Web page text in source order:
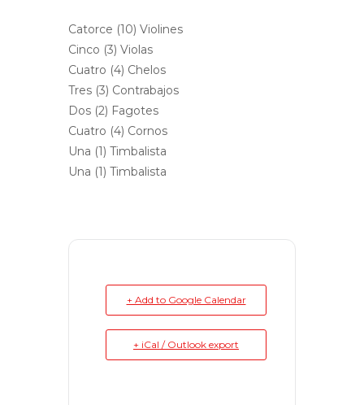
Catorce (10) Violines
Cinco (3) Violas
Cuatro (4) Chelos
Tres (3) Contrabajos
Dos (2) Fagotes
Cuatro (4) Cornos
Una (1) Timbalista
Una (1) Timbalista
+ Add to Google Calendar
+ iCal / Outlook export